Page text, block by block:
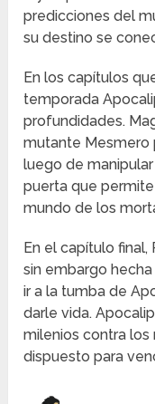
predicciones del
su destino se
En los capítulos
temporada
profundidades.
mutante Mesmero
luego de
puerta que
mundo de los
En el capítulo
sin embargo
ir a la tumba de
darle vida.
milenios contra
dispuesto para